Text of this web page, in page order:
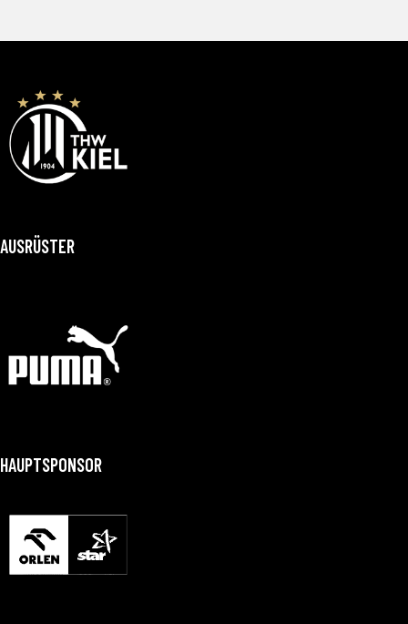
AUSRÜSTER
HAUPTSPONSOR